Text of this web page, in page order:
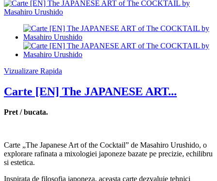
Vizualizare Rapida
Carte [EN] The JAPANESE ART...
Pret / bucata.
Carte „The Japanese Art of the Cocktail” de Masahiro Urushido, o
explorare rafinata a mixologiei japoneze bazate pe precizie, echilibru
si estetica.
Inspirata de filosofia japoneza, aceasta carte dezvaluie tehnici